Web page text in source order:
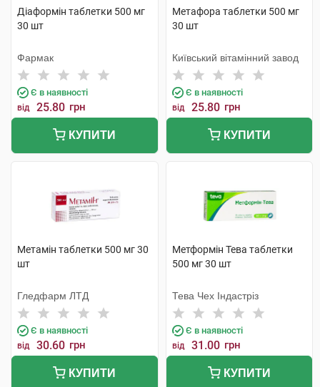
Діаформін таблетки 500 мг
30 шт
Фармак
Є в наявності
від 25.80 грн
КУПИТИ
Метафора таблетки 500 мг
30 шт
Київський вітамінний завод
Є в наявності
від 25.80 грн
КУПИТИ
Метамін таблетки 500 мг 30
шт
Гледфарм ЛТД
Є в наявності
від 30.60 грн
КУПИТИ
Метформін Тева таблетки
500 мг 30 шт
Тева Чех Індастріз
Є в наявності
від 31.00 грн
КУПИТИ